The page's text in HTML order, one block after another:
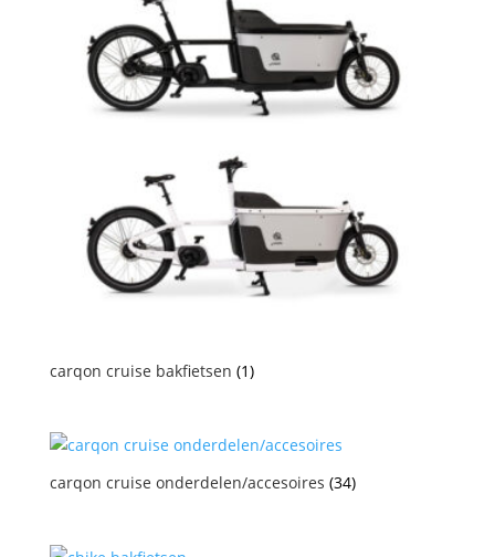
carqon cruise bakfietsen (1)
carqon cruise onderdelen/accesoires (34)